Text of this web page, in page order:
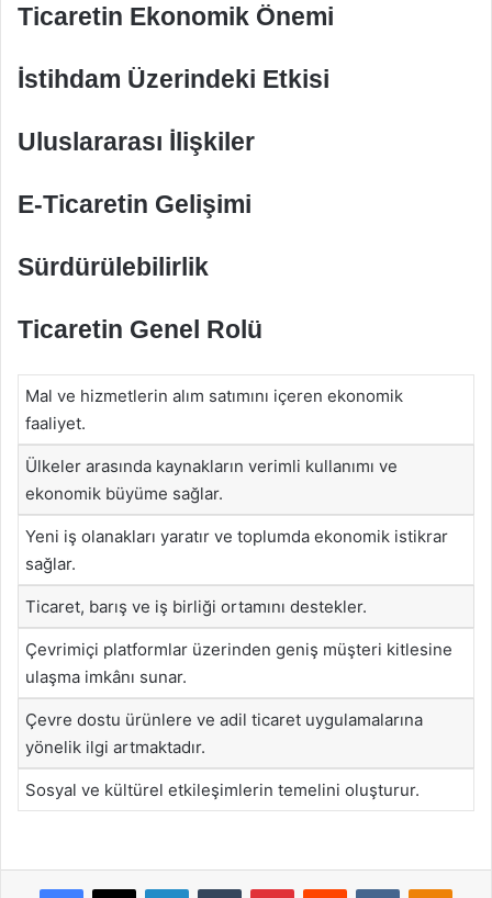
Ticaretin Ekonomik Önemi
İstihdam Üzerindeki Etkisi
Uluslararası İlişkiler
E-Ticaretin Gelişimi
Sürdürülebilirlik
Ticaretin Genel Rolü
Mal ve hizmetlerin alım satımını içeren ekonomik
faaliyet.
Ülkeler arasında kaynakların verimli kullanımı ve
ekonomik büyüme sağlar.
Yeni iş olanakları yaratır ve toplumda ekonomik istikrar
sağlar.
Ticaret, barış ve iş birliği ortamını destekler.
Çevrimiçi platformlar üzerinden geniş müşteri kitlesine
ulaşma imkânı sunar.
Çevre dostu ürünlere ve adil ticaret uygulamalarına
yönelik ilgi artmaktadır.
Sosyal ve kültürel etkileşimlerin temelini oluşturur.
Facebook
X LinkedInTumblr PinterestReddit VKontakte